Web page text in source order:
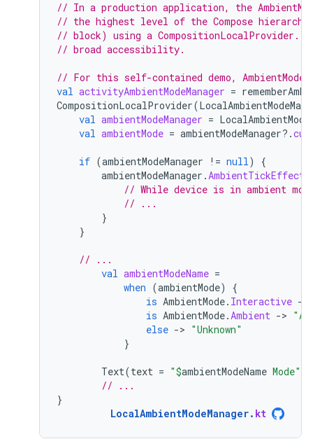
// In a production application, the
// the highest level of the Compose
// block) using a CompositionLocalProvider.
// broad accessibility.
// For this self-contained demo,
val activityAmbientModeManager =
CompositionLocalProvider(
val ambientModeManager =
val ambientMode = ambientModeManager?.
if (ambientModeManager != null)
{
ambientModeManager .AmbientTickEffect
// While device is in ambient
// ...
}
}
// ...
val ambientModeName =
when (ambientMode)
{
is AmbientMode. Interactive -
is AmbientMode.Ambient ->
else -> "Unknown"
}
Text(text = "$ambientModeName Mode"
// ...
}
LocalAmbientModeManager. kt